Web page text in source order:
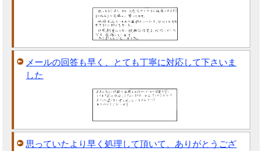
メールの回答も早く、とても丁寧に対応して下さいま
した
思っていたより早く処理して頂いて、ありがとうござ